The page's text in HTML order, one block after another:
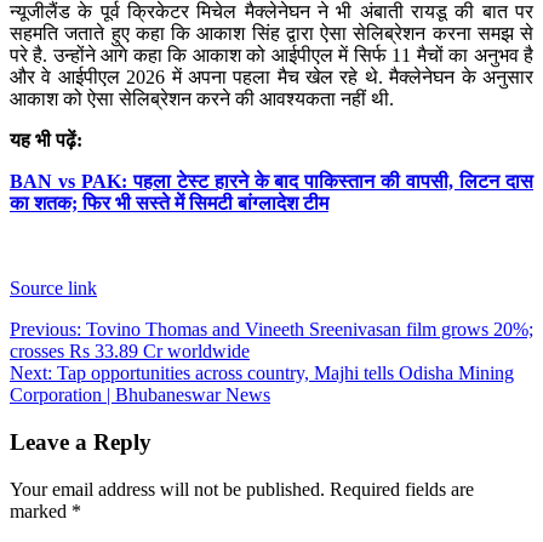
न्यूजीलैंड के पूर्व क्रिकेटर मिचेल मैक्लेनेघन ने भी अंबाती रायडू की बात पर
सहमति जताते हुए कहा कि आकाश सिंह द्वारा ऐसा सेलिब्रेशन करना समझ से
परे है. उन्होंने आगे कहा कि आकाश को आईपीएल में सिर्फ 11 मैचों का अनुभव है
और वे आईपीएल 2026 में अपना पहला मैच खेल रहे थे. मैक्लेनेघन के अनुसार
आकाश को ऐसा सेलिब्रेशन करने की आवश्यकता नहीं थी.
यह भी पढ़ें:
BAN vs PAK: पहला टेस्ट हारने के बाद पाकिस्तान की वापसी, लिटन दास
का शतक; फिर भी सस्ते में सिमटी बांग्लादेश टीम
Source link
Post
navigation
Previous: Tovino Thomas and Vineeth Sreenivasan film grows 20%;
crosses Rs 33.89 Cr worldwide
Next: Tap opportunities across country, Majhi tells Odisha Mining
Corporation | Bhubaneswar News
Leave a Reply
Your email address will not be published. Required fields are
marked *